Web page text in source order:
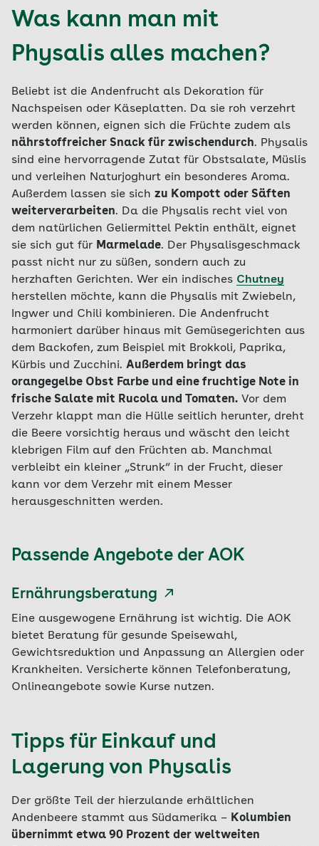
Was kann man mit
Physalis alles machen?
Beliebt ist die Andenfrucht als Dekoration für
Nachspeisen oder Käseplatten. Da sie roh verzehrt
werden können, eignen sich die Früchte zudem als
nährstoffreicher Snack für zwischendurch. Physalis
sind eine hervorragende Zutat für Obstsalate, Müslis
und verleihen Naturjoghurt ein besonderes Aroma.
Außerdem lassen sie sich zu Kompott oder Säften
weiterverarbeiten. Da die Physalis recht viel von
dem natürlichen Geliermittel Pektin enthält, eignet
sie sich gut für Marmelade. Der Physalisgeschmack
passt nicht nur zu süßen, sondern auch zu
herzhaften Gerichten. Wer ein indisches Chutney
herstellen möchte, kann die Physalis mit Zwiebeln,
Ingwer und Chili kombinieren. Die Andenfrucht
harmoniert darüber hinaus mit Gemüsegerichten aus
dem Backofen, zum Beispiel mit Brokkoli, Paprika,
Kürbis und Zucchini. Außerdem bringt das
orangegelbe Obst Farbe und eine fruchtige Note in
frische Salate mit Rucola und Tomaten. Vor dem
Verzehr klappt man die Hülle seitlich herunter, dreht
die Beere vorsichtig heraus und wäscht den leicht
klebrigen Film auf den Früchten ab. Manchmal
verbleibt ein kleiner „Strunk“ in der Frucht, dieser
kann vor dem Verzehr mit einem Messer
herausgeschnitten werden.
Passende Angebote der AOK
Ernährungsberatung
Eine ausgewogene Ernährung ist wichtig. Die AOK
bietet Beratung für gesunde Speisewahl,
Gewichtsreduktion und Anpassung an Allergien oder
Krankheiten. Versicherte können Telefonberatung,
Onlineangebote sowie Kurse nutzen.
Tipps für Einkauf und
Lagerung von Physalis
Der größte Teil der hierzulande erhältlichen
Andenbeere stammt aus Südamerika – Kolumbien
übernimmt etwa 90 Prozent der weltweiten